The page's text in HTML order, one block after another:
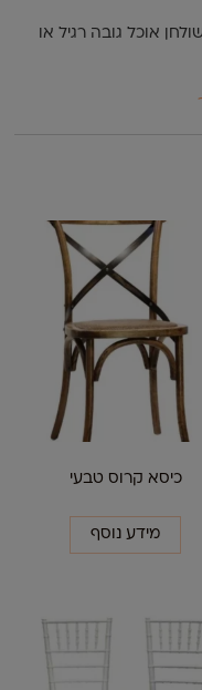
אוכל גובה רגיל או
כיסא קרוס טבעי
מידע נוסף